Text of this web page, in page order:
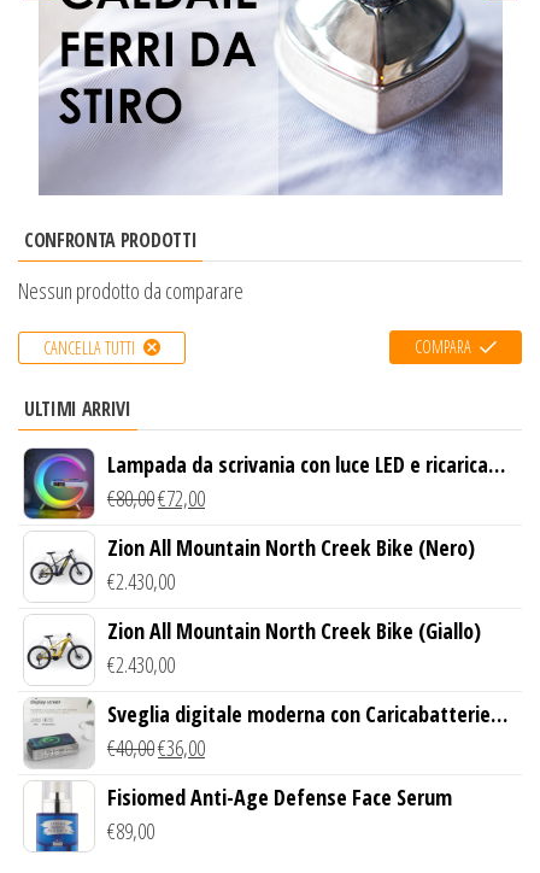
CONFRONTA PRODOTTI
Nessun prodotto da comparare
CANCELLA TUTTI COMPARA
ULTIMI ARRIVI
Lampada da scrivania con luce LED e ricarica
wireless
€80,00€72,00
Zion All Mountain North Creek Bike (Nero)
€2.430,00
Zion All Mountain North Creek Bike (Giallo)
€2.430,00
Sveglia digitale moderna con Caricabatterie
Wireless Qi
€40,00€36,00
Fisiomed Anti-Age Defense Face Serum
€89,00